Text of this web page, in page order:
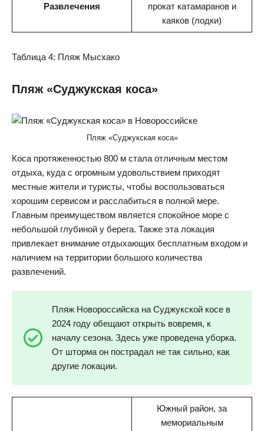
Развлечения
прокат катамаранов и
каяков (лодки)
Таблица 4: Пляж Мысхако
Пляж «Суджукская коса»
Пляж «Суджукская коса»
Коса протяженностью 800 м стала отличным местом
отдыха, куда с огромным удовольствием приходят
местные жители и туристы, чтобы воспользоваться
хорошим сервисом и расслабиться в полной мере.
Главным преимуществом является спокойное море с
небольшой глубиной у берега. Также эта локация
привлекает внимание отдыхающих бесплатным входом и
наличием на территории большого количества
развлечений.
Пляж Новороссийска на Суджукской косе в
2024 году обещают открыть вовремя, к
началу сезона. Здесь уже проведена уборка.
От шторма он пострадал не так сильно, как
другие локации.
Южный район, за
мемориальным